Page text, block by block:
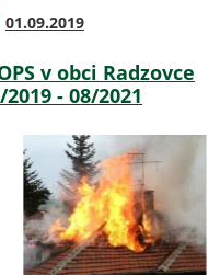
01.09.2019
v obci Radzovce
2019 - 08/2021